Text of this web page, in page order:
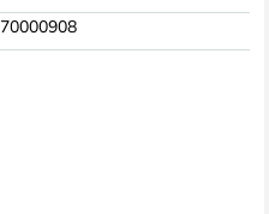
70000908